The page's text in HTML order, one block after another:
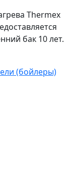
Thermex
бак 10 лет.
(бойлеры)